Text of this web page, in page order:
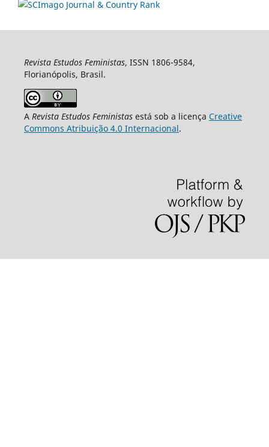
Revista Estudos Feministas, ISSN 1806-9584,
Florianópolis, Brasil.
A Revista Estudos Feministasestá sob a licença Creative
Commons Atribuição 4.0 Internacional.